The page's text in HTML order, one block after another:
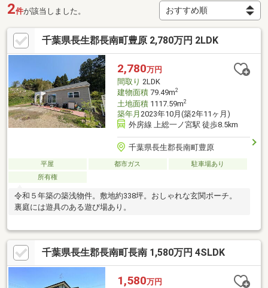
2件が該当しました。
千葉県長生郡長南町豊原 2,780万円 2LDK
2,780万円
間取り 2LDK
建物面積79.49m2
土地面積1117.59m2
築年月 2023年10月(築2年11ヶ月)
外房線 上総一ノ宮駅 徒歩8.5km
千葉県長生郡長南町豊原
平屋 都市ガス
駐車場あり
所有権
令和５年築の築浅物件。敷地約338坪。おしゃれな玄関ポーチ。
裏庭には遊具のある遊び場あり。
千葉県長生郡長南町長南 1,580万円 4SLDK
1,580万円